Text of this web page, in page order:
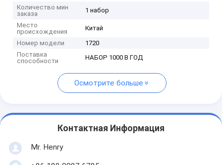
Количество мин
заказа
1 набор
Место
происхождения
Китай
Номер модели
1720
Поставка
способности
НАБОР 1000 В ГОД
Осмотрите больше
Контактная Информация
Mr. Henry